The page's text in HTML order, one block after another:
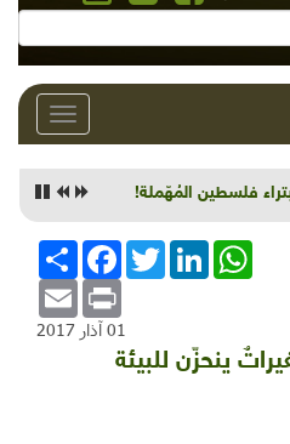
Toggle
فلسطين المُهّملة!
انشر
FacebookTwitterLinkedInWhatsApp
Email Print
01 آذار 2017
ينحزّن للبيئة